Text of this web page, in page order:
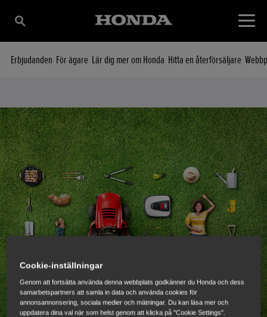
Erbjudanden För ägare Lär dig mer om Honda Hitta en återförsäljare
Cookie-inställningar
Genom att fortsätta använda denna webbplats godkänner du Honda och dess
samarbetspartners att samla in data och använda cookies för
annonsannonsering, sociala medier och mätningar. Du kan läsa mer och
uppdatera dina val när som helst genom att klicka på "Cookie Settings".